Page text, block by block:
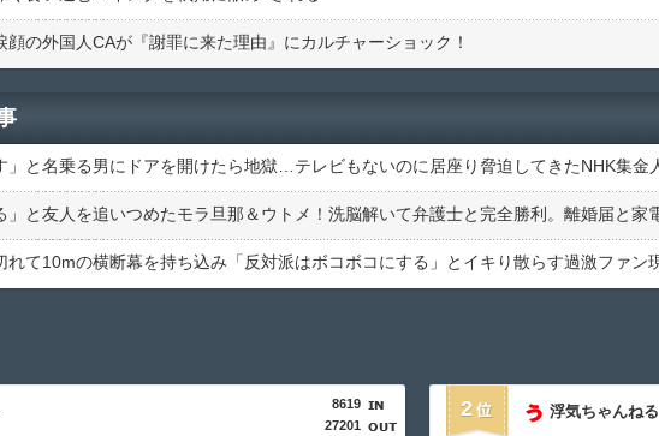
顔の外国人CAが『謝罪に来た理由』にカルチャーショック！
8619
27201
2 浮気ちゃんねる